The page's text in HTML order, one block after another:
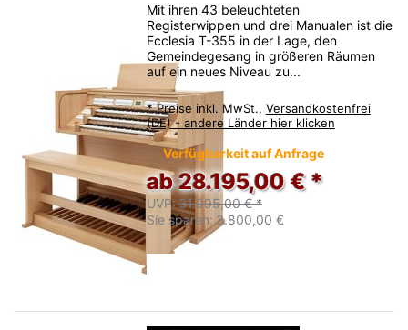
Mit ihren 43 beleuchteten
Registerwippen und drei Manualen ist die
Ecclesia T-355 in der Lage, den
Gemeindegesang in größeren Räumen
auf ein neues Niveau zu...
* Preise inkl. MwSt., Versandkostenfrei
(DE) - andere Länder hier klicken
Verfügbarkeit auf Anfrage
ab 28.195,00 € *
UVP:31.995,00 € *
Sie sparen: 3.800,00 €